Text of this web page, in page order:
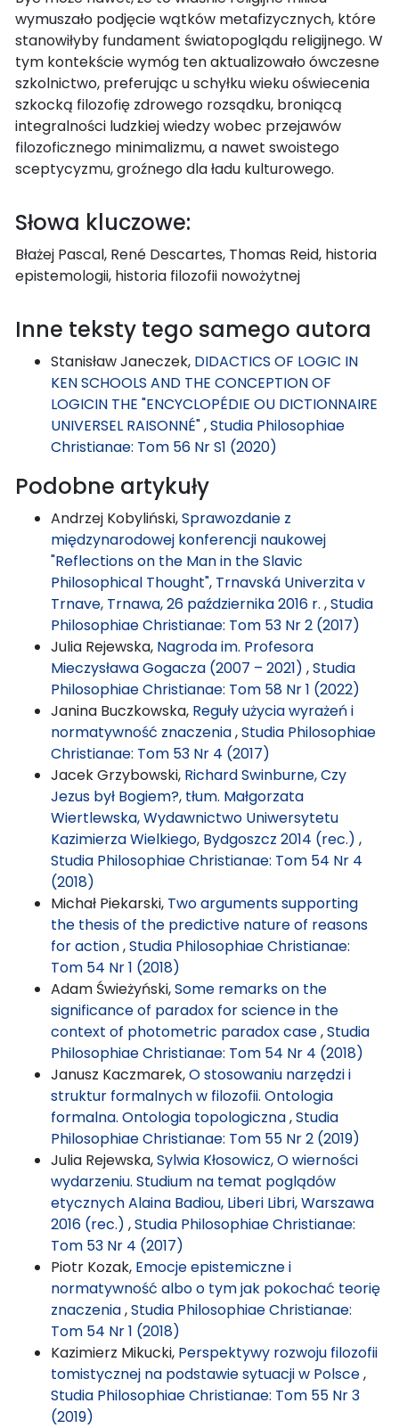
wymuszało podjęcie wątków metafizycznych, które
stanowiłyby fundament światopoglądu religijnego. W
tym kontekście wymóg ten aktualizowało ówczesne
szkolnictwo, preferując u schyłku wieku oświecenia
szkocką filozofię zdrowego rozsądku, broniącą
integralności ludzkiej wiedzy wobec przejawów
filozoficznego minimalizmu, a nawet swoistego
sceptycyzmu, groźnego dla ładu kulturowego.
Słowa kluczowe:
Błażej Pascal, René Descartes, Thomas Reid, historia
epistemologii, historia filozofii nowożytnej
Inne teksty tego samego autora
Stanisław Janeczek, DIDACTICS OF LOGIC IN
KEN SCHOOLS AND THE CONCEPTION OF
LOGICIN THE "ENCYCLOPÉDIE OU DICTIONNAIRE
UNIVERSEL RAISONNÉ",Studia Philosophiae
Christianae: Tom 56 Nr S1 (2020)
Podobne artykuły
Andrzej Kobyliński,Sprawozdanie z
międzynarodowej konferencji naukowej
"Reflections on the Man in the Slavic
Philosophical Thought", Trnavská Univerzita v
Trnave, Trnawa, 26 października 2016 r. ,Studia
Philosophiae Christianae: Tom 53 Nr 2 (2017)
Julia Rejewska, Nagroda im. Profesora
Mieczysława Gogacza (2007 – 2021) ,Studia
Philosophiae Christianae: Tom 58 Nr 1 (2022)
Janina Buczkowska, Reguły użycia wyrażeń i
normatywność znaczenia,Studia Philosophiae
Christianae: Tom 53 Nr 4 (2017)
Jacek Grzybowski, Richard Swinburne, Czy
Jezus był Bogiem?, tłum. Małgorzata
Wiertlewska, Wydawnictwo Uniwersytetu
Kazimierza Wielkiego, Bydgoszcz 2014 (rec.) ,
Studia Philosophiae Christianae: Tom 54 Nr 4
(2018)
Michał Piekarski, Two arguments supporting
the thesis of the predictive nature of reasons
for action,Studia Philosophiae Christianae:
Tom 54 Nr 1 (2018)
Adam Świeżyński,Some remarks on the
significance of paradox for science in the
context of photometric paradox case,Studia
Philosophiae Christianae: Tom 54 Nr 4 (2018)
Janusz Kaczmarek,O stosowaniu narzędzi i
struktur formalnych w filozofii. Ontologia
formalna. Ontologia topologiczna,Studia
Philosophiae Christianae: Tom 55 Nr 2 (2019)
Julia Rejewska,Sylwia Kłosowicz, O wierności
wydarzeniu. Studium na temat poglądów
etycznych Alaina Badiou, Liberi Libri, Warszawa
2016 (rec.) ,Studia Philosophiae Christianae:
Tom 53 Nr 4 (2017)
Piotr Kozak, Emocje epistemiczne i
normatywność albo o tym jak pokochać teorię
znaczenia,Studia Philosophiae Christianae:
Tom 54 Nr 1 (2018)
Kazimierz Mikucki, Perspektywy rozwoju filozofii
tomistycznej na podstawie sytuacji w Polsce,
Studia Philosophiae Christianae: Tom 55 Nr 3
(2019)